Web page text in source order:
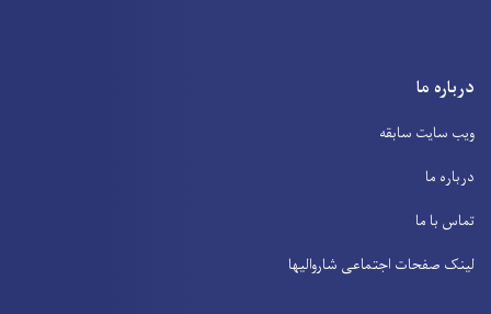
درباره ما
ویب سایت سابقه
درباره ما
تماس با ما
لینک صفحات اجتماعی شاروالیها